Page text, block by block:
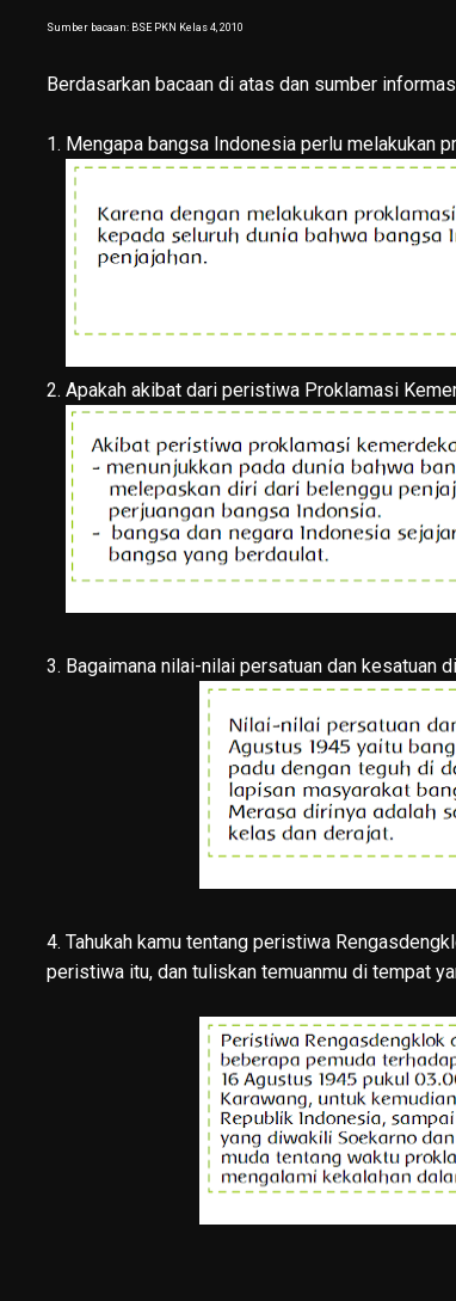
Sumber bacaan: BSE PKN Kelas 4, 2010
Berdasarkan bacaan di atas dan sumber
1. Mengapa bangsa Indonesia perlu melakukan
2. Apakah akibat dari peristiwa Proklamasi
3. Bagaimana nilai-nilai persatuan dan kesatuan
4. Tahukah kamu tentang peristiwa
peristiwa itu, dan tuliskan temuanmu di tempat